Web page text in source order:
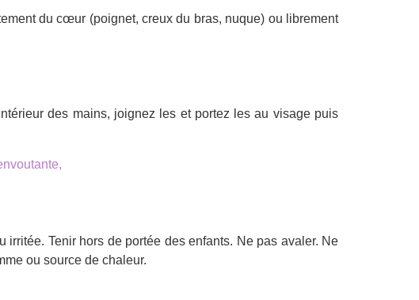
du cœur (poignet, creux du bras, nuque) ou librement
des mains, joignez les et portez les au visage puis
Tenir hors de portée des enfants. Ne pas avaler. Ne
ou source de chaleur.